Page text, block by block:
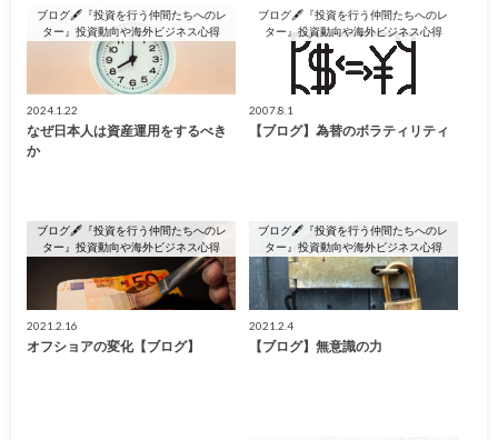
ブログ🖋『投資を行う仲間たちへのレ
ター』投資動向や海外ビジネス心得
2024.1.22
なぜ日本人は資産運用をするべき
か
ブログ🖋『投資を行う仲間たちへのレ
ター』投資動向や海外ビジネス心得
2007.8.1
【ブログ】為替のボラティリティ
ブログ🖋『投資を行う仲間たちへのレ
ター』投資動向や海外ビジネス心得
2021.2.16
オフショアの変化【ブログ】
ブログ🖋『投資を行う仲間たちへのレ
ター』投資動向や海外ビジネス心得
2021.2.4
【ブログ】無意識の力